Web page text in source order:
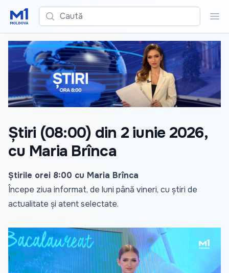
Caută
Știri (08:00) din 2 iunie 2026,
cu Maria Brînca
Știrile orei 8:00 cu Maria Brînca
Începe ziua informat, de luni până vineri, cu știri de
actualitate și atent selectate.